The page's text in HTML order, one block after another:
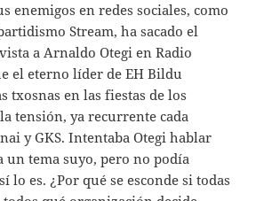
enemigos en redes sociales, como
Stream, ha sacado el
a Arnaldo Otegi en Radio
el eterno líder de EH Bildu
txosnas en las fiestas de los
tensión, ya recurrente cada
y GKS. Intentaba Otegi hablar
un tema suyo, pero no podía
lo es. ¿Por qué se esconde si todas